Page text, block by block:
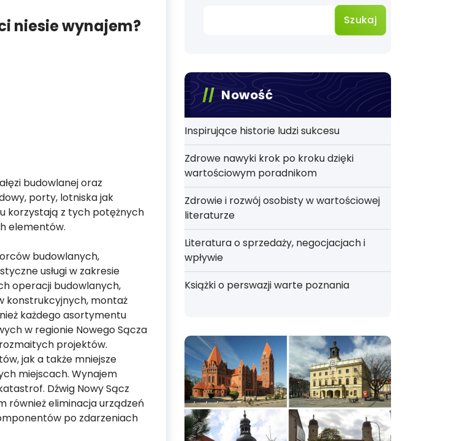
niesie wynajem?
budowlanej oraz
porty, lotniska jak
korzystają z tych potężnych
elementów.
budowlanych,
usługi w zakresie
operacji budowlanych,
konstrukcyjnych, montaż
każdego asortymentu
w regionie Nowego Sącza
projektów.
jak a także mniejsze
miejscach. Wynajem
Dźwig Nowy Sącz
również eliminacja urządzeń
po zdarzeniach
Szukaj
Nowość
Inspirujące historie ludzi sukcesu
Zdrowe nawyki krok po kroku dzięki
wartościowym poradnikom
Zdrowie i rozwój osobisty w wartościowej
literaturze
Literatura o sprzedaży, negocjacjach i
wpływie
Książki o perswazji warte poznania